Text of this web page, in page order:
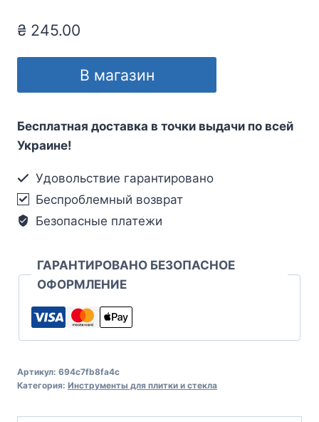
₴ 245.00
В магазин
Бесплатная доставка в точки выдачи по всей
Украине!
Удовольствие гарантировано
Беспроблемный возврат
Безопасные платежи
ГАРАНТИРОВАНО БЕЗОПАСНОЕ
ОФОРМЛЕНИЕ
Артикул: 694c7fb8fa4c
Категория: Инструменты для плитки и стекла